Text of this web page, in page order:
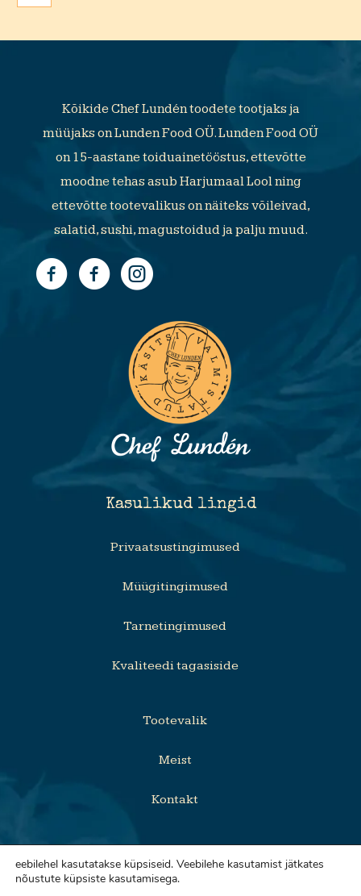
Kõikide Chef Lundén toodete tootjaks ja
müüjaks on Lunden Food OÜ. Lunden Food OÜ
on 15-aastane toiduainetööstus, ettevõtte
moodne tehas asub Harjumaal Lool ning
ettevõtte tootevalikus on näiteks võileivad,
salatid, sushi, magustoidud ja palju muud.
Kasulikud lingid
Privaatsustingimused
Müügitingimused
Tarnetingimused
Kvaliteedi tagasiside
Tootevalik
Meist
Kontakt
eebilehel kasutatakse küpsiseid. Veebilehe kasutamist jätkates
nõustute küpsiste kasutamisega.